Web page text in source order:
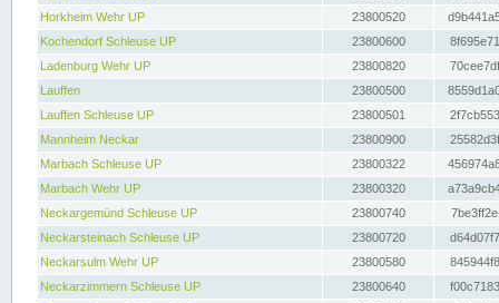
Horkheim Wehr UP
23800520
Kochendorf Schleuse UP
23800600
Ladenburg Wehr UP
23800820
Lauffen
23800500
Lauffen Schleuse UP
23800501
Mannheim Neckar
23800900
Marbach Schleuse UP
23800322
Marbach Wehr UP
23800320
Neckargemünd Schleuse UP
23800740
Neckarsteinach Schleuse UP
23800720
Neckarsulm Wehr UP
23800580
Neckarzimmern Schleuse UP
23800640